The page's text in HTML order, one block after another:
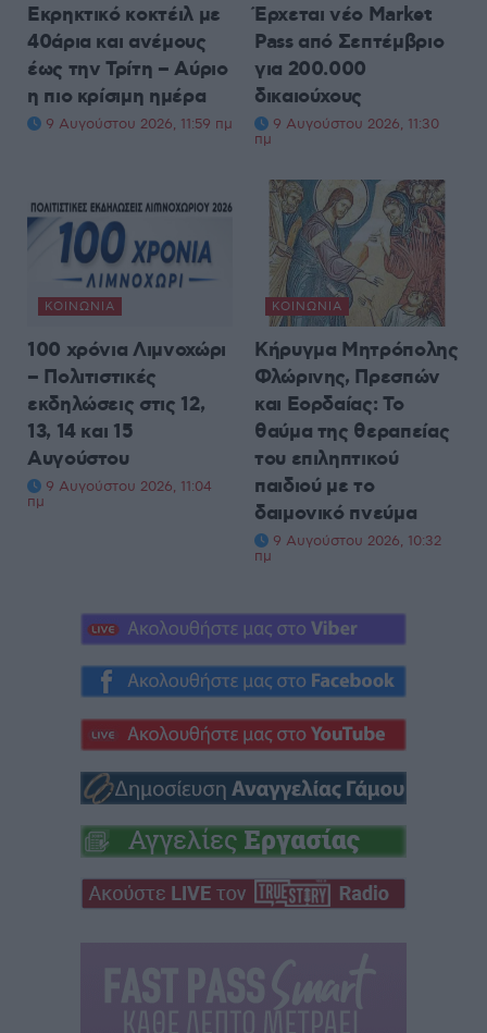
Εκρηκτικό κοκτέιλ με
40άρια και ανέμους
έως την Τρίτη – Αύριο
η πιο κρίσιμη ημέρα
9 Αυγούστου 2026, 11:59 πμ
Έρχεται νέο Market
Pass από Σεπτέμβριο
για 200.000
δικαιούχους
9 Αυγούστου 2026, 11:30
πμ
ΚΟΙΝΩΝΊΑ
100 χρόνια Λιμνοχώρι
– Πολιτιστικές
εκδηλώσεις στις 12,
13, 14 και 15
Αυγούστου
9 Αυγούστου 2026, 11:04
πμ
ΚΟΙΝΩΝΊΑ
Κήρυγμα Μητρόπολης
Φλώρινης, Πρεσπών
και Εορδαίας: Το
θαύμα της θεραπείας
του επιληπτικού
παιδιού με το
δαιμονικό πνεύμα
9 Αυγούστου 2026, 10:32
πμ